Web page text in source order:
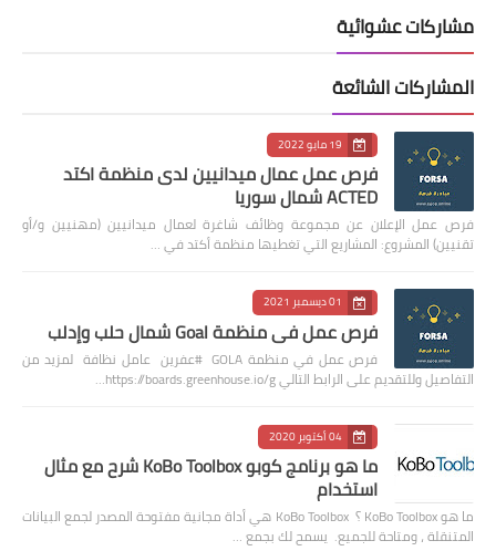
مشاركات عشوائية
المشاركات الشائعة
19 مايو 2022
فرص عمل عمال ميدانيين لدى منظمة اكتد
ACTED شمال سوريا
فرص عمل الإعلان عن مجموعة وظائف شاغرة لعمال ميدانيين (مهنيين و/أو
تقنيين) المشروع: المشاريع التي تغطيها منظمة أكتد في …
01 ديسمبر 2021
فرص عمل في منظمة Goal شمال حلب وإدلب
فرص عمل في منظمة GOLA #عفرين عامل نظافة لمزيد من
التفاصيل وللتقديم على الرابط التالي https://boards.greenhouse.io/g…
04 أكتوبر 2020
ما هو برنامج كوبو KoBo Toolbox شرح مع مثال
استخدام
ما هو KoBo Toolbox ؟ KoBo Toolbox هي أداة مجانية مفتوحة المصدر لجمع البيانات
المتنقلة ، ومتاحة للجميع. يسمح لك بجمع …